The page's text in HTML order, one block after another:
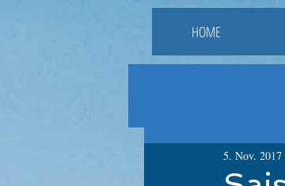
HOME
5. Nov. 2017